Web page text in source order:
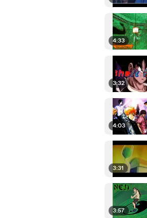
4:33
3:32
4:03
3:31
3:57